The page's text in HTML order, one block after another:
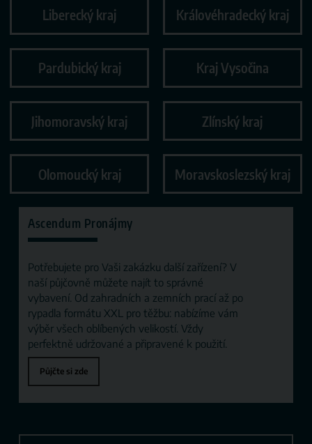
Liberecký kraj Královéhradecký kraj
Pardubický kraj Kraj Vysočina
Jihomoravský kraj Zlínský kraj
Olomoucký kraj Moravskoslezský kraj
Ascendum Pronájmy
Potřebujete pro Vaši zakázku další zařízení? V
naší půjčovně můžete najít to správné
vybavení. Od zahradních a zemních prací až po
rypadla formátu XXL pro těžbu: nabízíme vám
výběr všech oblíbených velikostí. Vždy
perfektně udržované a připravené k použití.
Půjčte si zde